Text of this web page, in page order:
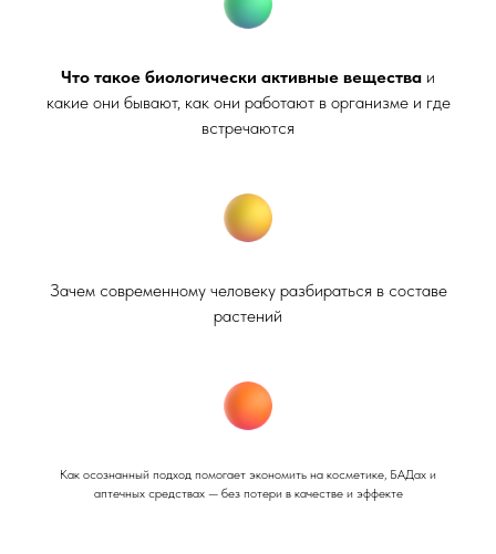
Что такое биологически активные вещества и
какие они бывают, как они работают в организме и где
встречаются
Зачем современному человеку разбираться в составе
растений
Как осознанный подход помогает экономить на косметике, БАДах и
аптечных средствах — без потери в качестве и эффекте